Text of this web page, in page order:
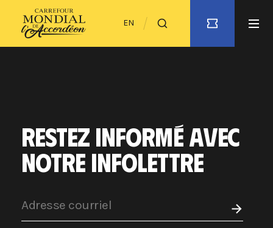
EN
RESTEZ INFORMÉ AVEC
NOTRE INFOLETTRE